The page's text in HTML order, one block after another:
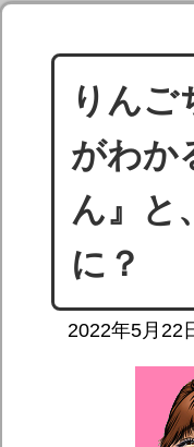
りんご
がわか
ん』と
に？
2022年5月22